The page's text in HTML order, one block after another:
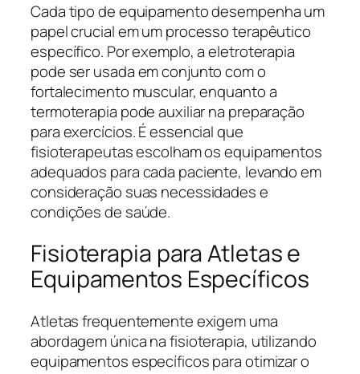
Cada tipo de equipamento desempenha um
papel crucial em um processo terapêutico
específico. Por exemplo, a eletroterapia
pode ser usada em conjunto com o
fortalecimento muscular, enquanto a
termoterapia pode auxiliar na preparação
para exercícios. É essencial que
fisioterapeutas escolham os equipamentos
adequados para cada paciente, levando em
consideração suas necessidades e
condições de saúde.
Fisioterapia para Atletas e
Equipamentos Específicos
Atletas frequentemente exigem uma
abordagem única na fisioterapia, utilizando
equipamentos específicos para otimizar o